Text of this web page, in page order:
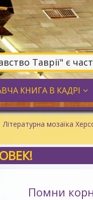
Таврії" є
КНИГА В КАДРІ
Літературна мозаїка
Помни